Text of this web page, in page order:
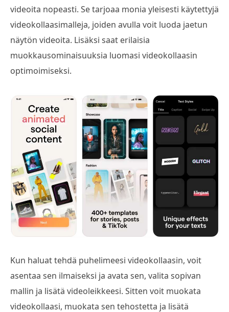
videoita nopeasti. Se tarjoaa monia yleisesti käytettyjä
videokollaasimalleja, joiden avulla voit luoda jaetun
näytön videoita. Lisäksi saat erilaisia
muokkausominaisuuksia luomasi videokollaasin
optimoimiseksi.
Kun haluat tehdä puhelimeesi videokollaasin, voit
asentaa sen ilmaiseksi ja avata sen, valita sopivan
mallin ja lisätä videoleikkeesi. Sitten voit muokata
videokollaasi, muokata sen tehostetta ja lisätä